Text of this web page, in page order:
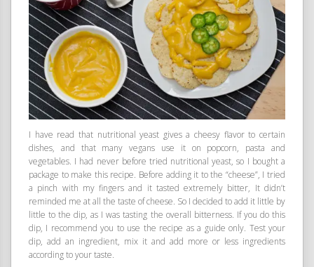
I have read that nutritional yeast gives a cheesy flavor to certain
dishes, and that many vegans use it on popcorn, pasta and
vegetables. I had never before tried nutritional yeast, so I bought a
package to make this recipe. Before adding it to the “cheese”, I tried
a pinch with my fingers and it tasted extremely bitter, It didn’t
reminded me at all the taste of cheese. So I decided to add it little by
little to the dip, as I was tasting the overall bitterness. If you do this
dip, I recommend you to use the recipe as a guide only. Test your
dip, add an ingredient, mix it and add more or less ingredients
according to your taste.